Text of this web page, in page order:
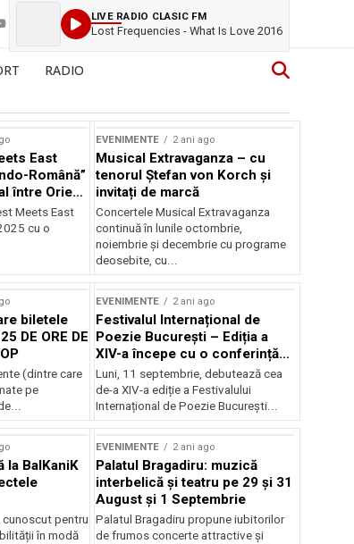
LIVE RADIO CLASIC FM
Lost Frequencies - What Is Love 2016
RADIO
East
Română”
între Orient
Meets East
cu o
EVENIMENTE 2 ani ago
Musical Extravaganza – cu
tenorul Ștefan von Korch și
invitați de marcă
Concertele Musical Extravaganza
continuă în lunile octombrie,
noiembrie şi decembrie cu programe
deosebite, cu...
biletele
DE ORE DE
(dintre care
pe
EVENIMENTE 2 ani ago
Festivalul Internațional de
Poezie București – Ediția a
XIV-a începe cu o conferință
despre limba română
susținută de Marco Lucchesi
Luni, 11 septembrie, debutează cea
de-a XIV-a ediție a Festivalului
Internațional de Poezie București...
la BalKaniK
cunoscut pentru
în modă
EVENIMENTE 2 ani ago
Palatul Bragadiru: muzică
interbelică şi teatru pe 29 şi 31
August şi 1 Septembrie
Palatul Bragadiru propune iubitorilor
de frumos concerte attractive şi